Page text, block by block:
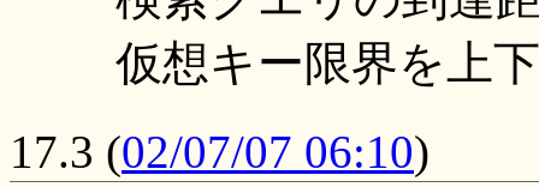
仮想キー限界を上
17.3 (02/07/07 06:10)